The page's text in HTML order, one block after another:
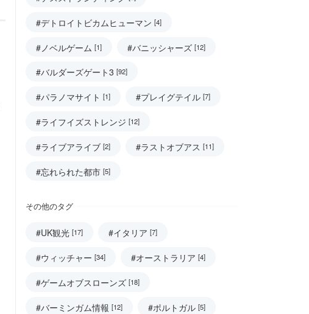
#デトロイトビカムヒューマン [4]
#ノベルゲーム [1] #バニッシャーズ [12]
#バルダーズゲート3 [92]
#パラノマサイト [1] #プレイグテイル [7]
#ライフイズストレンジ [12]
#ライブアライブ [2] #ラストオブアス [11]
#忘れられた都市 [5]
その他のタグ
#UK観光 [17] #イタリア [7]
#ウィッチャー [34] #オーストラリア [4]
#ゲームオブスローンズ [18]
#バーミンガム情報 [12] #ポルトガル [5]